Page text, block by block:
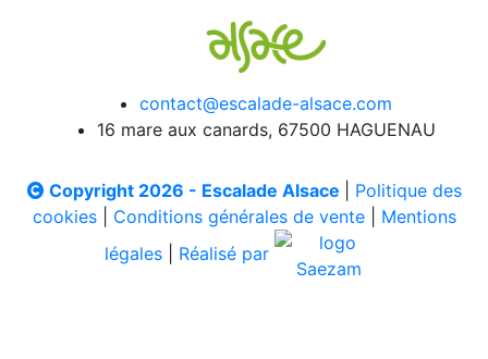
contact@escalade-alsace.com
16 mare aux canards, 67500 HAGUENAU
Copyright 2026 - Escalade Alsace
Politique des
cookies| Conditions générales de vente| Mentions
légales
Réalisé par